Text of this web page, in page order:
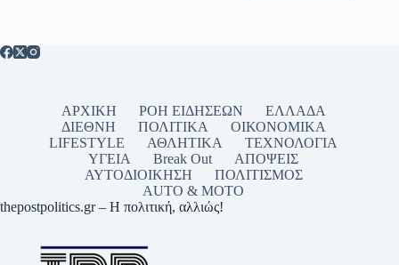
ΑΡΧΙΚΗ ΡΟΗ ΕΙΔΗΣΕΩΝ
ΕΛΛΑΔΑ
ΔΙΕΘΝΗ
ΠΟΛΙΤΙΚΑ
ΟΙΚΟΝΟΜΙΚΑ
LIFESTYLE
ΑΘΛΗΤΙΚΑ
ΤΕΧΝΟΛΟΓΙΑ
ΥΓΕΙΑ
Break Out
ΑΠΟΨΕΙΣ
ΑΥΤΟΔΙΟΙΚΗΣΗ
ΠΟΛΙΤΙΣΜΟΣ
AUTO & MOTO
thepostpolitics.gr – Η πολιτική, αλλιώς!